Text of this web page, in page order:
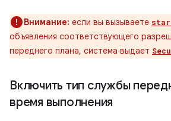
Внимание: если вы вызываете
объявления соответствующего
переднего плана, система выдает
Включить тип службы
время выполнения